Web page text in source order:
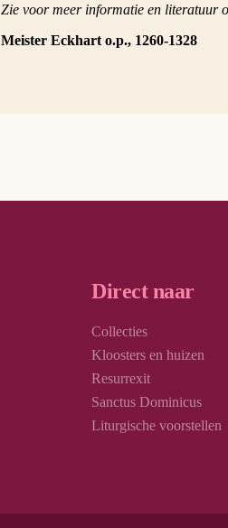
Zie voor meer informatie en literatuur
Meister Eckhart o.p., 1260-1328
Direct naar
Collecties
Kloosters en huizen
Resurrexit
Sanctus Dominicus
Liturgische voorstellen